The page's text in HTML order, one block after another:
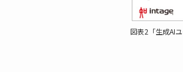
図表2「生成AI